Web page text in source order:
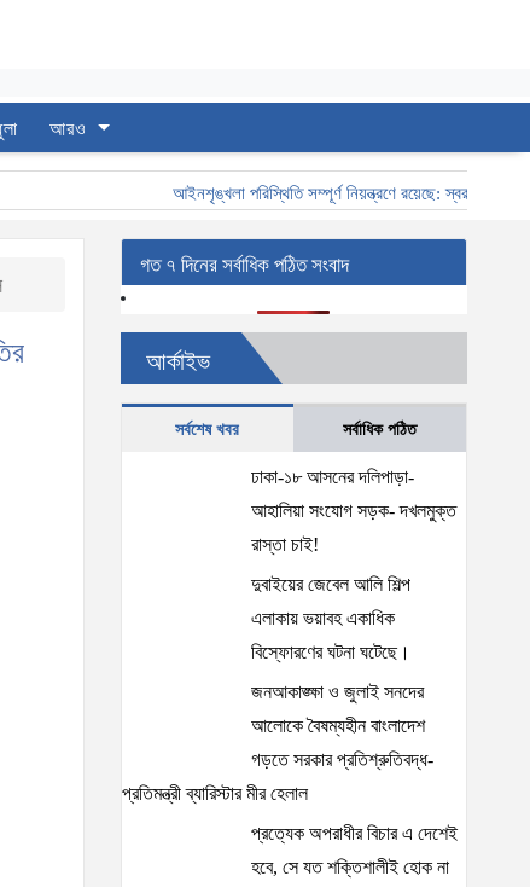
আরও
আইনশৃঙ্খলা পরিস্থিতি সম্পূর্ণ নিয়ন্ত্রণে রয়েছে: স্বরাষ্ট্রমন্ত্রী
গত ৭ দিনের সর্বাধিক পঠিত সংবাদ
আর্কাইভ
সর্বশেষ খবর সর্বাধিক পঠিত
ঢাকা-১৮ আসনের দলিপাড়া-
আহালিয়া সংযোগ সড়ক- দখলমুক্ত
রাস্তা চাই!
দুবাইয়ের জেবেল আলি শিল্প
এলাকায় ভয়াবহ একাধিক
বিস্ফোরণের ঘটনা ঘটেছে।
জনআকাঙ্ক্ষা ও জুলাই সনদের
আলোকে বৈষম্যহীন বাংলাদেশ
গড়তে সরকার প্রতিশ্রুতিবদ্ধ-
প্রতিমন্ত্রী ব্যারিস্টার মীর হেলাল
প্রত্যেক অপরাধীর বিচার এ দেশেই
হবে, সে যত শক্তিশালীই হোক না